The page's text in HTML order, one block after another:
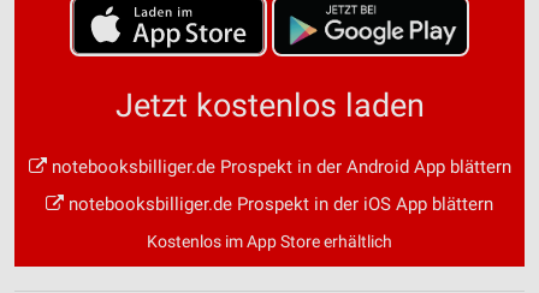
Jetzt kostenlos laden
notebooksbilliger.de Prospekt in der Android App blättern
notebooksbilliger.de Prospekt in der iOS App blättern
Kostenlos im App Store erhältlich